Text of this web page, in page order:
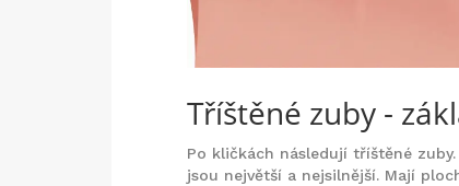
Tříštěné zuby -
Po kličkách následují tříštěné
jsou největší a nejsilnější. Mají